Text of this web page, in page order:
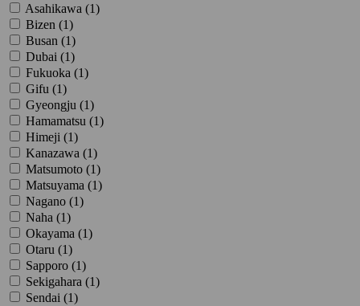
Asahikawa (1)
Bizen (1)
Busan (1)
Dubai (1)
Fukuoka (1)
Gifu (1)
Gyeongju (1)
Hamamatsu (1)
Himeji (1)
Kanazawa (1)
Matsumoto (1)
Matsuyama (1)
Nagano (1)
Naha (1)
Okayama (1)
Otaru (1)
Sapporo (1)
Sekigahara (1)
Sendai (1)